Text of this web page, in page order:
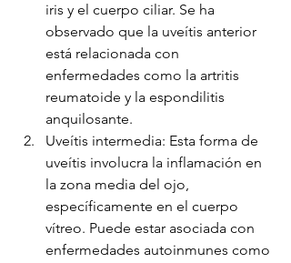
iris y el cuerpo ciliar. Se ha
observado que la uveítis anterior
está relacionada con
enfermedades como la artritis
reumatoide y la espondilitis
anquilosante.
Uveítis intermedia: Esta forma de
uveítis involucra la inflamación en
la zona media del ojo,
específicamente en el cuerpo
vítreo. Puede estar asociada con
enfermedades autoinmunes como